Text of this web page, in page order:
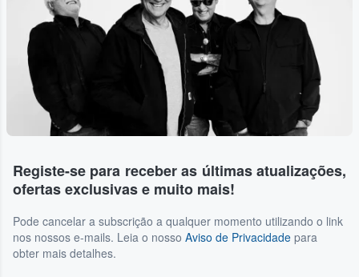
Registe-se para receber as últimas atualizações,
ofertas exclusivas e muito mais!
Pode cancelar a subscrição a qualquer momento utilizando o link
nos nossos e-mails. Leia o nosso Aviso de Privacidade para
obter mais detalhes.